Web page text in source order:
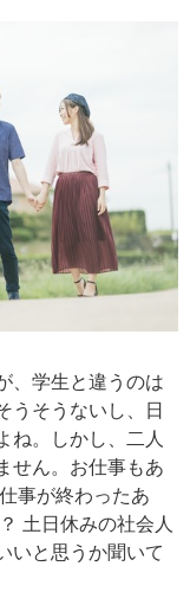
、学生と違うのは
うそうないし、日
ね。しかし、二人
せん。お仕事もあ
事が終わったあ
土日休みの社会人
いと思うか聞いて